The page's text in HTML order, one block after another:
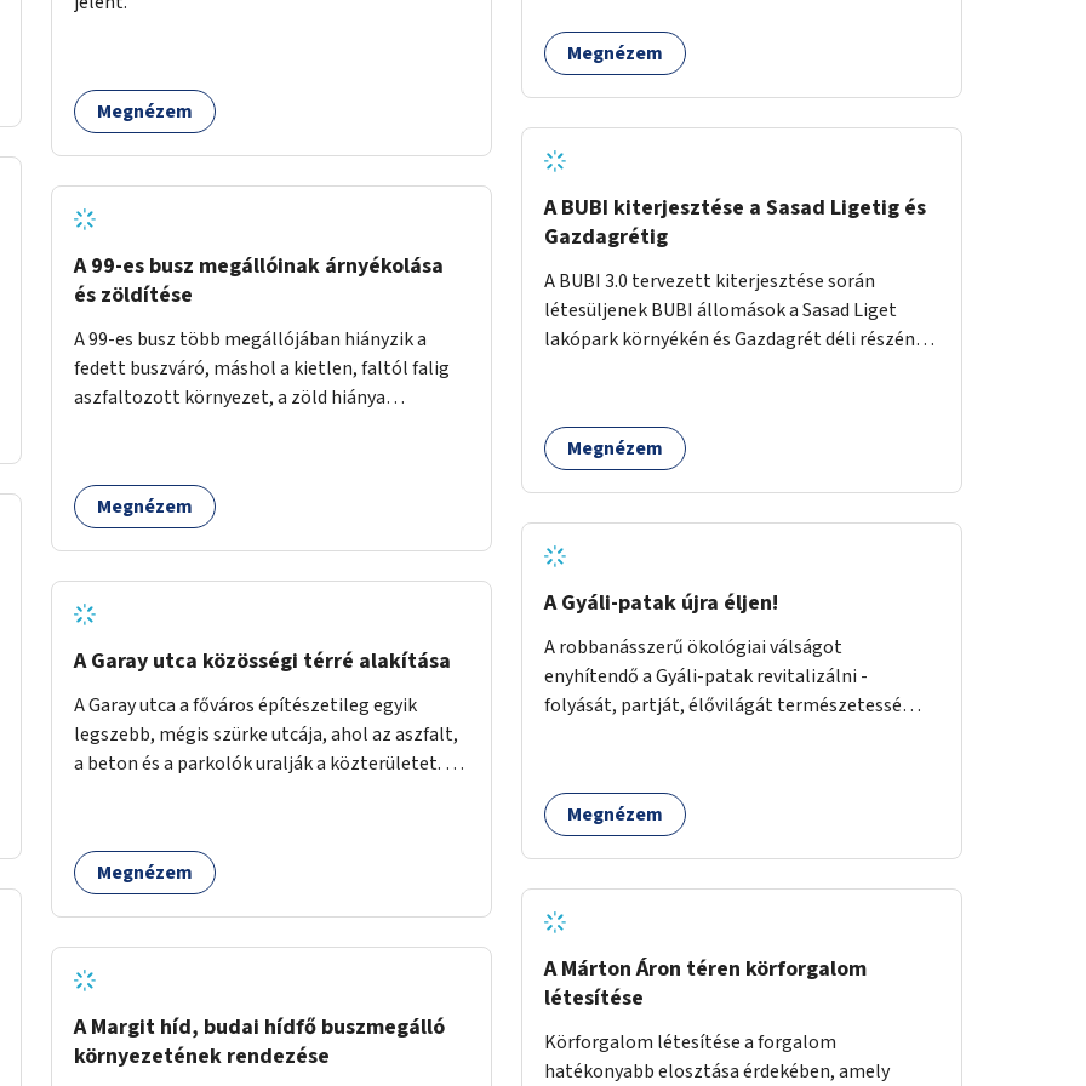
időszakokban zsúfolt 5-ös autóbusz
Megnézem
A 99-es busz megállóinak árnyékolása
és zöldítése
A 99-es busz több megállójában hiányzik a
fedett buszváró, máshol a kietlen, faltól falig
aszfaltozott környezet, a zöld hiánya
zöldítéssel is össze lehetne kötni: ahol
megoldható, ott az utasváróra vagy akár
megállókat.
Megnézem
A Garay utca közösségi térré alakítása
A Garay utca a főváros építészetileg egyik
legszebb, mégis szürke utcája, ahol az aszfalt,
a beton és a parkolók uralják a közterületet. Az
közösségbarát terület létrehozásának. A
szakaszon a parkolás átszervezésével
sakkasztal és egy lábbal tekerhető
mobiltöltőpont tennék kellemesebbé (és
hűvösebbé) a környéken lakók és az arra járók
mindennapjait.
Megnézem
A Margit híd, budai hídfő buszmegálló
környezetének rendezése
alkalmas lenne egy nagy biodiverzitású hosszú
kert kialakítására, több szintű növényzettel,
Megnézem
A BUBI kiterjesztése a Sasad Ligetig és
Gazdagrétig
A BUBI 3.0 tervezett kiterjesztése során
létesüljenek BUBI állomások a Sasad Liget
lakópark környékén és Gazdagrét déli részén
Megnézem
A Gyáli-patak újra éljen!
A robbanásszerű ökológiai válságot
enyhítendő a Gyáli-patak revitalizálni -
folyását, partját, élővilágát természetessé
terhelt módon. Élő kapcsolatot létrehozni
Soroksár és a patak között, illetve a
vezetésével.
Megnézem
A Márton Áron téren körforgalom
létesítése
Körforgalom létesítése a forgalom
hatékonyabb elosztása érdekében, amely